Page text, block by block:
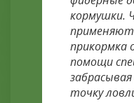
кормушки.
применяют
прикормка
помощи
точку